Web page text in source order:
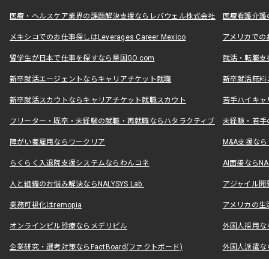
医療・ヘルスケア業界の課題解決支援ならレバウェル株式会社 医療看護介
メキシコでのお仕事探しはLeverages Career Mexico アメリカで
留学生が日本で仕事を探すなら帰国GO.com 就活・転職
新卒就活エージェントならキャリアチケット就職 新卒就活無料
新卒就活スカウトならキャリアチケット就職スカウト 若手ハイキ
フリーター・既卒・未経験の就職・再就職ならハタラクティブ 未経験・若手
障がい者雇用ならワークリア M&A支援な
らくらく入退院支援システムならわんコネ AI面接なら
人と組織のお悩み解決ならNALYSYS Lab. アジャイル
業務可視化はremopia アメリカの
オンラインピル診療ならメデリピル 外国人採用
企業研究・選考対策ならFactBoard(ファクトボード) 外国人派遣な